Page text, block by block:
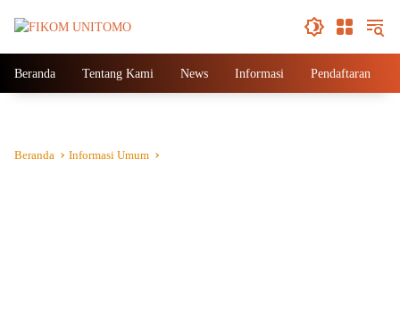
Beranda Tentang Kami News Informasi Pendaftaran
Beranda Informasi Umum